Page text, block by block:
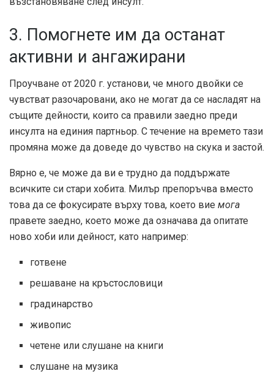
3. Помогнете им да останат
активни и ангажирани
Проучване от 2020 г. установи, че много двойки се
чувстват разочаровани, ако не могат да се насладят на
същите дейности, които са правили заедно преди
инсулта на единия партньор. С течение на времето тази
промяна може да доведе до чувство на скука и застой.
Вярно е, че може да ви е трудно да поддържате
всичките си стари хобита. Милър препоръчва вместо
това да се фокусирате върху това, което вие мога
правете заедно, което може да означава да опитате
ново хоби или дейност, като например:
готвене
решаване на кръстословици
градинарство
живопис
четене или слушане на книги
слушане на музика